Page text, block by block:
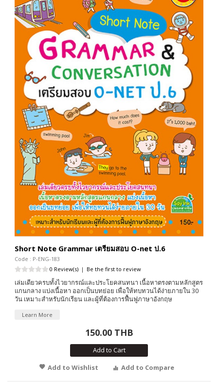
Short Note Grammar เตรียมสอบ O-net ป.6
Code : P-ENG-183
0 Review(s) | Be the first to review
เล่มเดียวครบทั้งไวยากรณ์และประโยคสนทนา เนื้อหาตรงตามหลักสูตร
แกนกลาง แบ่งเนื้อหา ออกเป็นบทย่อย เพื่อให้ทบทวนได้ง่ายภายใน 30
วัน เหมาะสำหรับนักเรียน และผู้ที่ต้องการฟื้นฟูภาษาอังกฤษ
Learn More
150.00 THB
Add to Cart
Add to Wishlist
Add to Compare